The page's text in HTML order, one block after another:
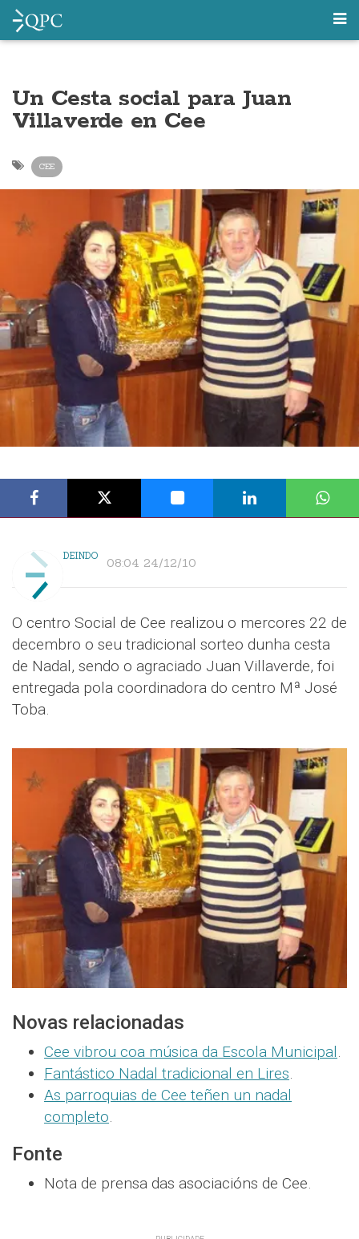
Un Cesta social para Juan
Villaverde en Cee
CEE
DEINDO 08:04 24/12/10
O centro Social de Cee realizou o mercores 22 de
decembro o seu tradicional sorteo dunha cesta
de Nadal, sendo o agraciado Juan Villaverde, foi
entregada pola coordinadora do centro Mª José
Toba.
Novas relacionadas
Cee vibrou coa música da Escola Municipal.
Fantástico Nadal tradicional en Lires.
As parroquias de Cee teñen un nadal
completo.
Fonte
Nota de prensa das asociacións de Cee.